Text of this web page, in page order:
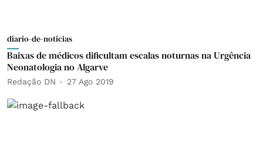
diario-de-noticias
Baixas de médicos dificultam escalas noturnas na Urgência
Neonatologia no Algarve
Redação DN 27 Ago 2019